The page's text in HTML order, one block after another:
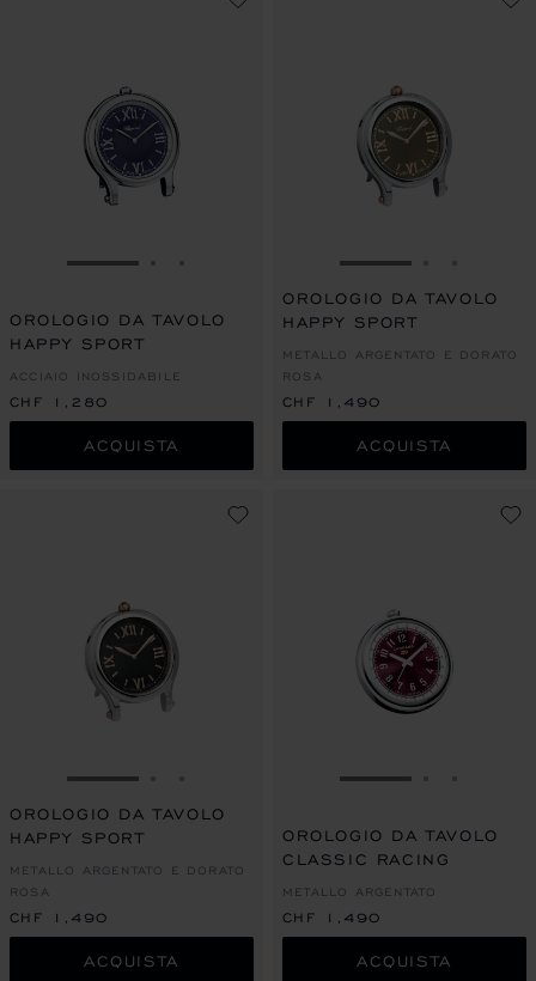
VAI ALLA SLIDE 1VAI ALLA SLIDE 3
OROLOGIO DA TAVOLO
HAPPY SPORT
ACCIAIO INOSSIDABILE
CHF 1,280
ACQUISTA
VAI ALLA SLIDE 1
OROLOGIO DA TAVOLO
HAPPY SPORT
METALLO ARGENTATO E DORATO
ROSA
CHF 1,490
ACQUISTA
VAI ALLA SLIDE 1VAI ALLA SLIDE 3
OROLOGIO DA TAVOLO
HAPPY SPORT
METALLO ARGENTATO E DORATO
ROSA
CHF 1,490
ACQUISTA
VAI ALLA SLIDE 1
OROLOGIO DA TAVOLO
CLASSIC RACING
METALLO ARGENTATO
CHF 1,490
ACQUISTA